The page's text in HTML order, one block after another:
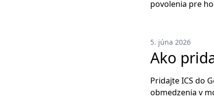
povolenia pre
5. júna 2026
Ako
Pridajte ICS do
obmedzenia v